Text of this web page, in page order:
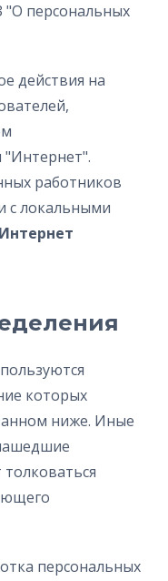
"О персональных
действия на
"Интернет".
работников
с локальными
которых
ниже. Иные
персональных